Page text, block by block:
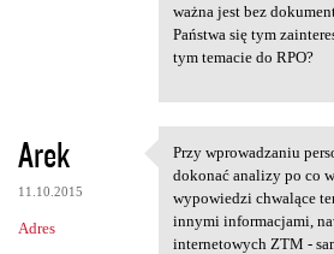
e
ważna jest bez
Państwa się tym
tym temacie do RPO?
Arek
11.10.2015
Adres
Przy wprowadzaniu
Przy wprowadzaniu
dokonać analizy po co
wypowiedzi chwalące
innymi informacjami,
internetowych ZTM -